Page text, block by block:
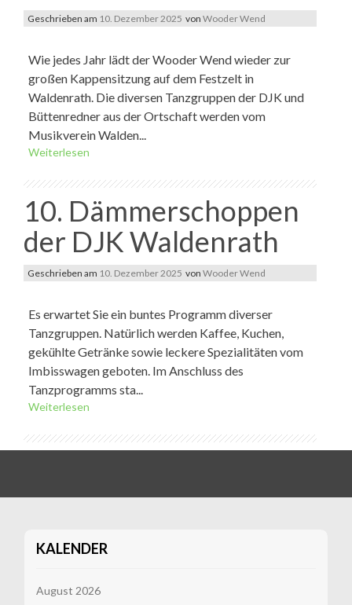
Geschrieben am 10. Dezember 2025 von Wooder Wend
Wie jedes Jahr lädt der Wooder Wend wieder zur
großen Kappensitzung auf dem Festzelt in
Waldenrath. Die diversen Tanzgruppen der DJK und
Büttenredner aus der Ortschaft werden vom
Musikverein Walden...
Weiterlesen
10. Dämmerschoppen
der DJK Waldenrath
Geschrieben am 10. Dezember 2025 von Wooder Wend
Es erwartet Sie ein buntes Programm diverser
Tanzgruppen. Natürlich werden Kaffee, Kuchen,
gekühlte Getränke sowie leckere Spezialitäten vom
Imbisswagen geboten. Im Anschluss des
Tanzprogramms sta...
Weiterlesen
KALENDER
August 2026